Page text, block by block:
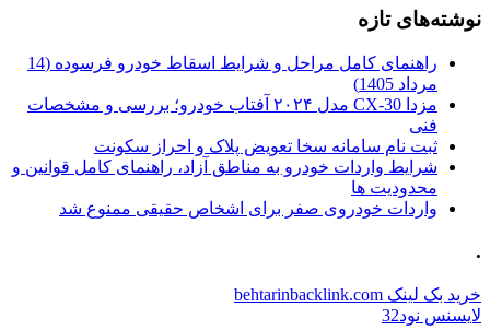
نوشته‌های تازه
راهنمای کامل مراحل و شرایط اسقاط خودرو فرسوده (14
مرداد 1405)
مزدا CX-30 مدل ۲۰۲۴ آفتاب خودرو؛ بررسی و مشخصات
فنی
ثبت نام سامانه سخا تعویض پلاک و احراز سکونت
شرایط واردات خودرو به مناطق آزاد، راهنمای کامل قوانین و
محدودیت ها
واردات خودروی صفر برای اشخاص حقیقی ممنوع شد
.
خرید بک لینک behtarinbacklink.com
لایسنس نود32